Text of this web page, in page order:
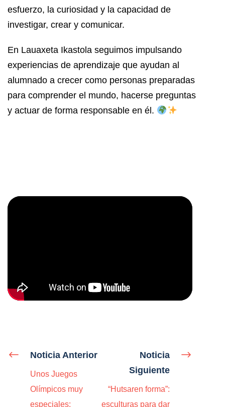
esfuerzo, la curiosidad y la capacidad de
investigar, crear y comunicar.
En Lauaxeta Ikastola seguimos impulsando
experiencias de aprendizaje que ayudan al
alumnado a crecer como personas preparadas
para comprender el mundo, hacerse preguntas
y actuar de forma responsable en él.
Noticia Anterior
Unos Juegos
Olímpicos muy
especiales:
Noticia
Siguiente
“Hutsaren forma”:
esculturas para dar